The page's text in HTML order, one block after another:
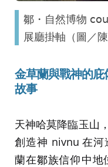
鄒・自然博物
展廳掛軸（圖／陳
金草蘭與戰神的
故事
天神哈莫降臨玉山
創造神 nivnu 在河
蘭在鄒族信仰中